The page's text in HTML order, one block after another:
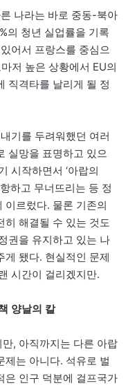
나라는 바로 중동-북아
의 청년 실업률을 기록
어서 프랑스를 중심으
저 높은 상황에서 EU의
직격타를 날리게 될 정
기를 두려워했던 여러
실망을 표명하고 있으
시작하면서 ‘아랍의
하고 무너뜨리는 등 정
이르렀다. 물론 기존의
히 해결될 수 있는 것도
권을 유지하고 있는 나
게 됐다. 현실적인 문제
시간이 걸리겠지만.
양날의 칼
, 아직까지는 다른 아랍
제는 아니다. 석유로 벌
은 인구 덕분에 걸프국가